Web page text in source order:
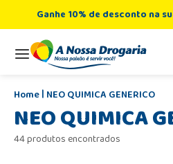
Ganhe 10% de desconto na
NEO QUIMICA GENERICO
NEO QUIMICA
44 produtos encontrados